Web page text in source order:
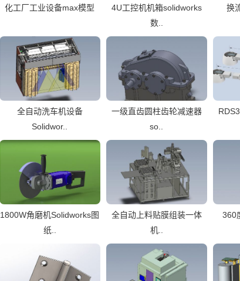
化工厂工业设备max模型
4U工控机机箱solidworks
数..
换
全自动洗车机设备
Solidwor..
一级直齿圆柱齿轮减速器
so..
1800W角磨机Solidworks图
纸..
全自动上料贴膜组装一体
机..
360